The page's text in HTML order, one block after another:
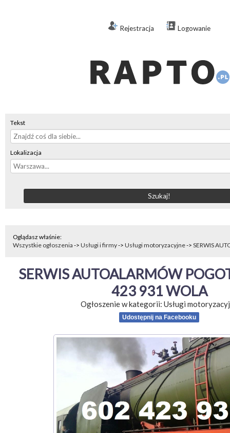
Rejestracja Logowanie
Tekst
Lokalizacja
Oglądasz właśnie:
Wszystkie ogłoszenia -> Usługi i firmy-> Usługi motoryzacyjne-> SERWIS
SERWIS AUTOALARMÓW
423 931 WOLA
Ogłoszenie w kategorii: Usługi
Udostępnij na Facebooku